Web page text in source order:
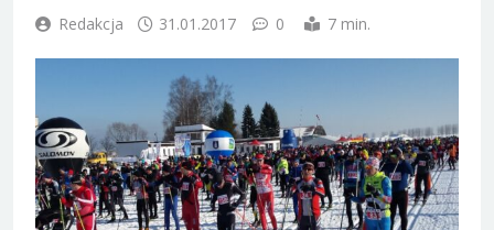
Redakcja 31.01.2017 0 7 min.